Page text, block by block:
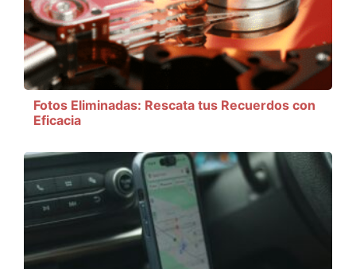
Fotos Eliminadas: Rescata tus Recuerdos con
Eficacia